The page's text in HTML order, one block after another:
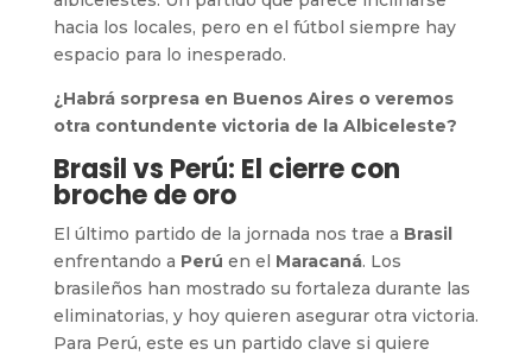
hacia los locales, pero en el fútbol siempre hay
espacio para lo inesperado.
¿Habrá sorpresa en Buenos Aires o veremos
otra contundente victoria de la Albiceleste?
Brasil vs Perú: El cierre con
broche de oro
El último partido de la jornada nos trae a Brasil
enfrentando a Perú en el Maracaná. Los
brasileños han mostrado su fortaleza durante las
eliminatorias, y hoy quieren asegurar otra victoria.
Para Perú, este es un partido clave si quiere